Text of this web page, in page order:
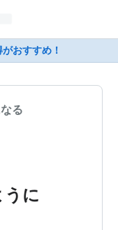
おすすめ！
る
に